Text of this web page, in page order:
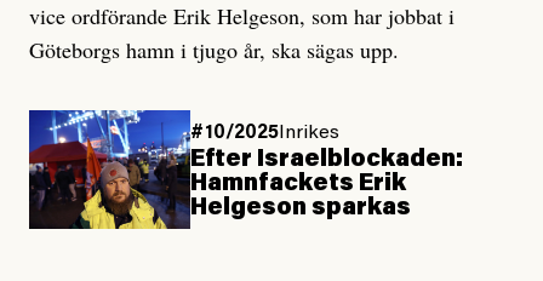
vice ordförande Erik Helgeson, som har jobbat i
Göteborgs hamn i tjugo år, ska sägas upp.
#10/2025 Inrikes
Efter Israel­blockaden:
Hamn­fackets Erik
Helgeson sparkas